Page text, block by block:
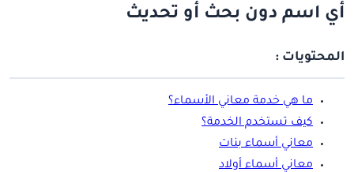
أي اسم دون بحث أو تحديث
المحتويات :
ما هي خدمة معاني الأسماء؟
كيف تستخدم الخدمة؟
معاني أسماء بنات
معاني أسماء أولاد